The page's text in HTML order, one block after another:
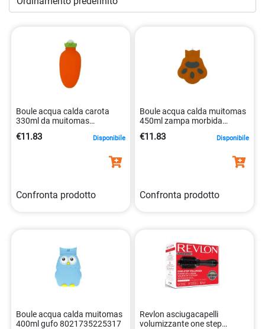
di alta qualità che ti aiutino a mantenere un’igiene
personal care, puoi creare una routine di bellezza
personalizzata che si adatta perfettamente alle tue
esigenze e al tuo stile di vita.
Boule acqua calda carota
330ml da muitomas
€11.83 Disponibile
Confronta prodotto
Boule acqua calda muitomas
450ml zampa morbida
€11.83 Disponibile
Confronta prodotto
Boule acqua calda muitomas
400ml gufo 8021735225317
Revlon asciugacapelli
volumizzante one step